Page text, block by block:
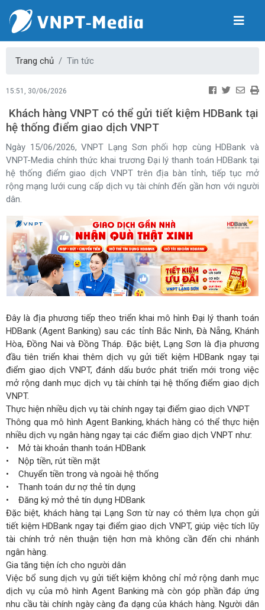
Trang chủ Tin tức
15:51, 30/06/2026
Khách hàng VNPT có thể gửi tiết kiệm HDBank tại
hệ thống điểm giao dịch VNPT
Ngày 15/06/2026, VNPT Lạng Sơn phối hợp cùng HDBank và
VNPT-Media chính thức khai trương Đại lý thanh toán HDBank tại
hệ thống điểm giao dịch VNPT trên địa bàn tỉnh, tiếp tục mở
rộng mạng lưới cung cấp dịch vụ tài chính đến gần hơn với người
dân.
Đây là địa phương tiếp theo triển khai mô hình Đại lý thanh toán
HDBank (Agent Banking) sau các tỉnh Bắc Ninh, Đà Nẵng, Khánh
Hòa, Đồng Nai và Đồng Tháp. Đặc biệt, Lạng Sơn là địa phương
đầu tiên triển khai thêm dịch vụ gửi tiết kiệm HDBank ngay tại
điểm giao dịch VNPT, đánh dấu bước phát triển mới trong việc
mở rộng danh mục dịch vụ tài chính tại hệ thống điểm giao dịch
VNPT.
Thực hiện nhiều dịch vụ tài chính ngay tại điểm giao dịch VNPT
Thông qua mô hình Agent Banking, khách hàng có thể thực hiện
nhiều dịch vụ ngân hàng ngay tại các điểm giao dịch VNPT như:
• Mở tài khoản thanh toán HDBank
• Nộp tiền, rút tiền mặt
• Chuyển tiền trong và ngoài hệ thống
• Thanh toán dư nợ thẻ tín dụng
• Đăng ký mở thẻ tín dụng HDBank
Đặc biệt, khách hàng tại Lạng Sơn từ nay có thêm lựa chọn gửi
tiết kiệm HDBank ngay tại điểm giao dịch VNPT, giúp việc tích lũy
tài chính trở nên thuận tiện hơn mà không cần đến chi nhánh
ngân hàng.
Gia tăng tiện ích cho người dân
Việc bổ sung dịch vụ gửi tiết kiệm không chỉ mở rộng danh mục
dịch vụ của mô hình Agent Banking mà còn góp phần đáp ứng
nhu cầu tài chính ngày càng đa dạng của khách hàng. Người dân